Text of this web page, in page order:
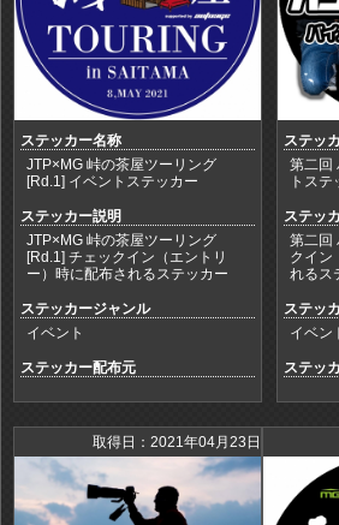
ステッカー名称
JTP×MG 峠の茶屋ツーリング
[Rd.1] イベントステッカー
ステッカー説明
JTP×MG 峠の茶屋ツーリング
[Rd.1] チェックイン（エントリ
ー）時に配布されるステッカー
ステッカージャンル
イベント
ステッカー配布元
ステッ
第二回
トステ
ステッ
第二回
クイン
れるス
ステッ
イベン
ステッ
取得日：2021年04月23日